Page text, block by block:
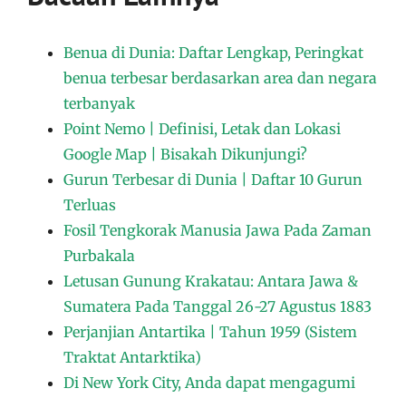
Benua di Dunia: Daftar Lengkap, Peringkat
benua terbesar berdasarkan area dan negara
terbanyak
Point Nemo | Definisi, Letak dan Lokasi
Google Map | Bisakah Dikunjungi?
Gurun Terbesar di Dunia | Daftar 10 Gurun
Terluas
Fosil Tengkorak Manusia Jawa Pada Zaman
Purbakala
Letusan Gunung Krakatau: Antara Jawa &
Sumatera Pada Tanggal 26-27 Agustus 1883
Perjanjian Antartika | Tahun 1959 (Sistem
Traktat Antarktika)
Di New York City, Anda dapat mengagumi